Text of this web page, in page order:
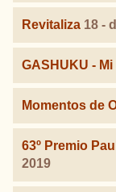
Revitaliza 18 -
GASHUKU -
Momentos de
63º Premio
2019